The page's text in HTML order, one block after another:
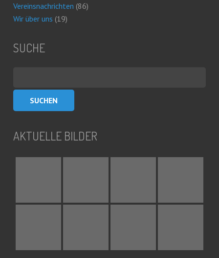
Vereinsnachrichten (86)
Wir über uns (19)
SUCHE
AKTUELLE BILDER